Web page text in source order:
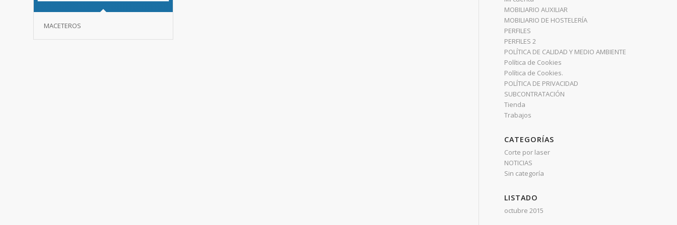
MACETEROS
MOBILIARIO AUXILIAR
MOBILIARIO DE HOSTELERÍA
PERFILES
PERFILES 2
POLÍTICA DE CALIDAD Y MEDIO AMBIENTE
Política de Cookies
Política de Cookies.
POLÍTICA DE PRIVACIDAD
SUBCONTRATACIÓN
Tienda
Trabajos
CATEGORÍAS
Corte por laser
NOTICIAS
Sin categoría
LISTADO
octubre 2015